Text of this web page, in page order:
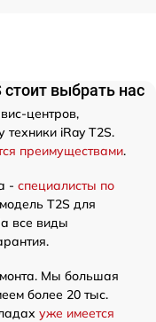
выбрать нас
центров,
техники iRay T2S.
преимуществами.
- специалисты по
T2S для
все виды
Мы большая
более 20 тыс.
уже имеется